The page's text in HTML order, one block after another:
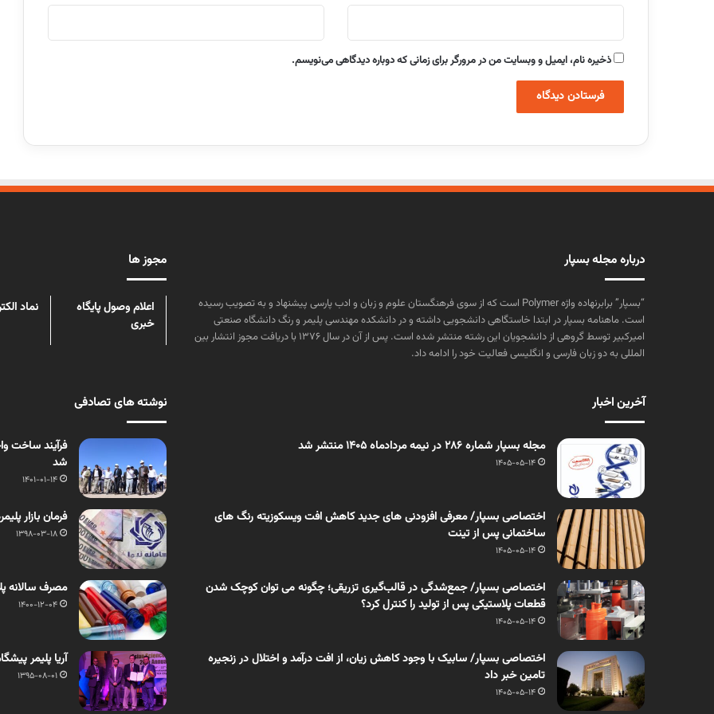
ذخیره نام، ایمیل و وبسایت من در مرورگر برای زمانی که دوباره دیدگاهی می‌نویسم.
درباره مجله بسپار
“بسپار” برابرنهاده واژه Polymer است که از سوی فرهنگستان علوم و زبان و ادب پارسی پیشنهاد و به تصویب رسیده
است. ماهنامه بسپار در ابتدا خاستگاهی دانشجویی داشته و در دانشکده مهندسی پلیمر و رنگ دانشگاه صنعتی
امیرکبیر توسط گروهی از دانشجویان این رشته منتشر شده است. پس از آن در سال ۱۳۷۶ با دریافت مجوز انتشار بین
المللی به دو زبان فارسی و انگلیسی فعالیت خود را ادامه داد.
مجوز ها
اعلام وصول پایگاه
خبری
نماد
آخرین اخبار
مجله بسپار شماره 286 در نیمه مردادماه 1405 منتشر شد
1405-05-14
اختصاصی بسپار/ معرفی افزودنی های جدید کاهش افت ویسکوزیته رنگ های
ساختمانی پس از تینت
1405-05-14
اختصاصی بسپار/ جمع‌شدگی در قالب‌گیری تزریقی؛ چگونه می توان کوچک شدن
قطعات پلاستیکی پس از تولید را کنترل کرد؟
1405-05-14
اختصاصی بسپار/ سابیک با وجود کاهش زیان، از افت درآمد و اختلال در زنجیره
تامین خبر داد
1405-05-14
نوشته های تصادفی
فرآیند ساخت
شد
1401-01-14
فرمان بازار
1398-03-18
مصرف سالانه پلاستیک ها به ۴۶۰
1400-12-04
آریا پلیمر
1395-08-01